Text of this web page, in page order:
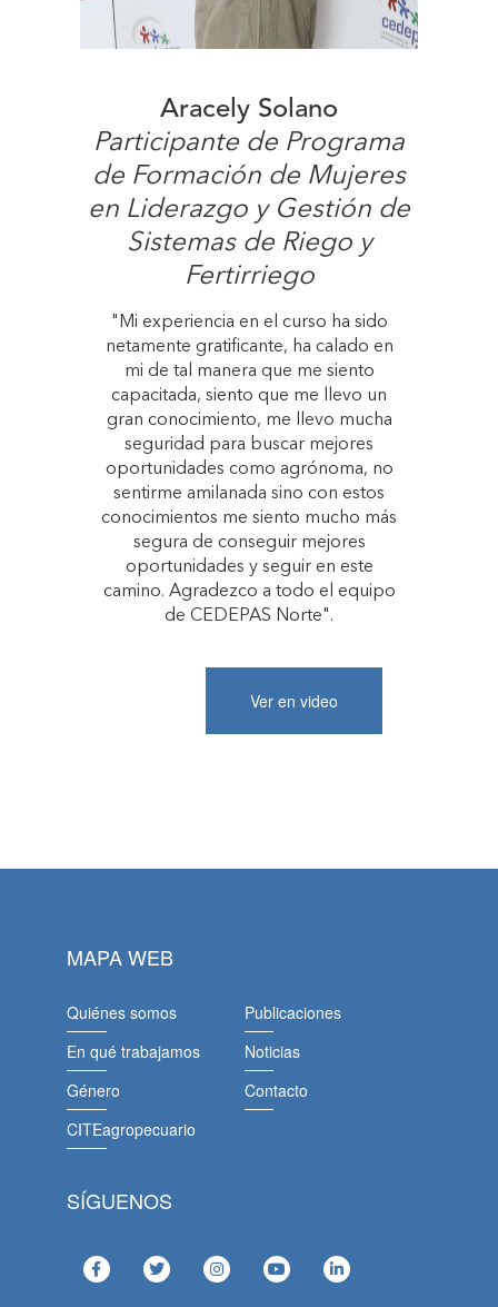
Aracely Solano
Participante de Programa
de Formación de Mujeres
en Liderazgo y Gestión de
Sistemas de Riego y
Fertirriego
"Mi experiencia en el curso ha sido
netamente gratificante, ha calado en
mi de tal manera que me siento
capacitada, siento que me llevo un
gran conocimiento, me llevo mucha
seguridad para buscar mejores
oportunidades como agrónoma, no
sentirme amilanada sino con estos
conocimientos me siento mucho más
segura de conseguir mejores
oportunidades y seguir en este
camino. Agradezco a todo el equipo
de CEDEPAS Norte".
Ver en video
MAPA WEB
Quiénes somos
En qué trabajamos
Género
CITEagropecuario
Publicaciones
Noticias
Contacto
SÍGUENOS